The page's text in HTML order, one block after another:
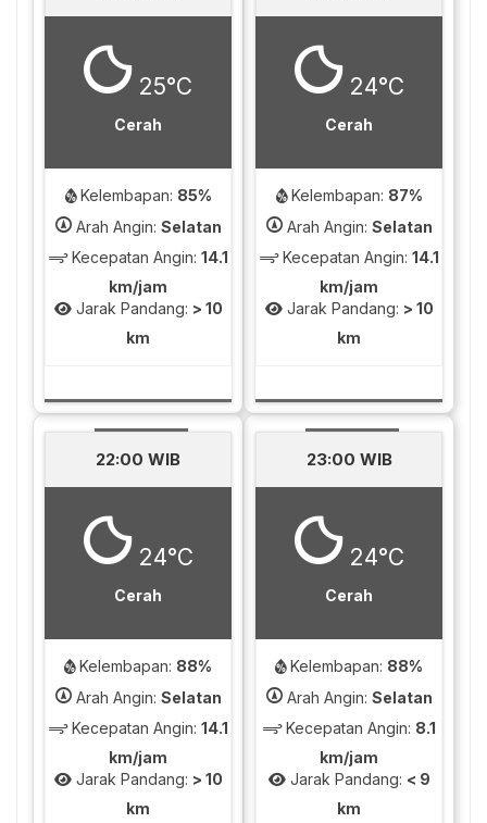
25°C
Cerah
Kelembapan: 85%
Arah Angin: Selatan
Kecepatan Angin: 14.1
km/jam
Jarak Pandang: > 10
km
24°C
Cerah
Kelembapan: 87%
Arah Angin: Selatan
Kecepatan Angin: 14.1
km/jam
Jarak Pandang: > 10
km
22:00 WIB
24°C
Cerah
Kelembapan: 88%
Arah Angin: Selatan
Kecepatan Angin: 14.1
km/jam
Jarak Pandang: > 10
km
23:00 WIB
24°C
Cerah
Kelembapan: 88%
Arah Angin: Selatan
Kecepatan Angin: 8.1
km/jam
Jarak Pandang: < 9
km